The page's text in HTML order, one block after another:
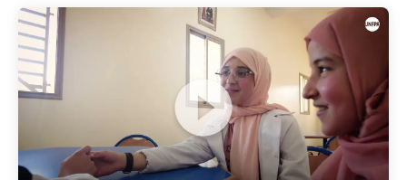
Un distributeur pour libérer le potentiel des filles